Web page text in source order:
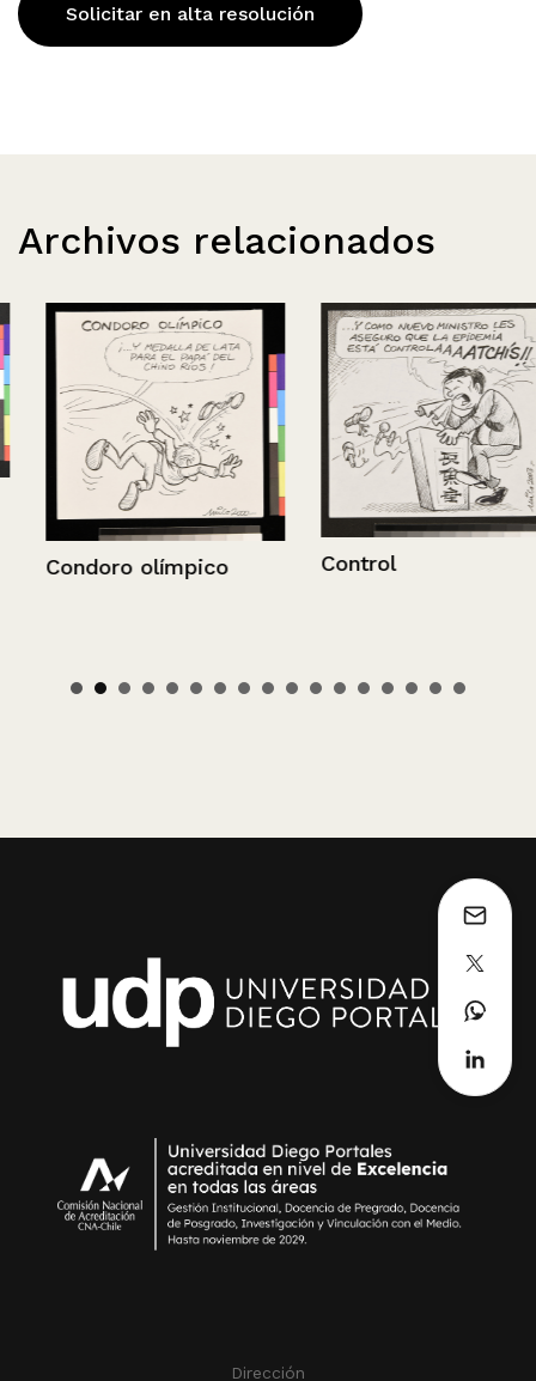
Solicitar en alta resolución
Archivos relacionados
Condoro olímpico Control
Dirección